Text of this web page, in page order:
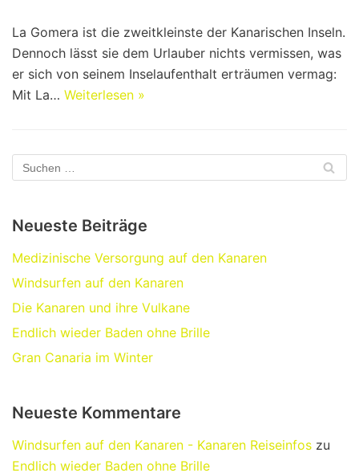
La Gomera ist die zweitkleinste der Kanarischen Inseln.
Dennoch lässt sie dem Urlauber nichts vermissen, was
er sich von seinem Inselaufenthalt erträumen vermag:
Mit La… Weiterlesen »
Neueste Beiträge
Medizinische Versorgung auf den Kanaren
Windsurfen auf den Kanaren
Die Kanaren und ihre Vulkane
Endlich wieder Baden ohne Brille
Gran Canaria im Winter
Neueste Kommentare
Windsurfen auf den Kanaren - Kanaren Reiseinfos zu
Endlich wieder Baden ohne Brille